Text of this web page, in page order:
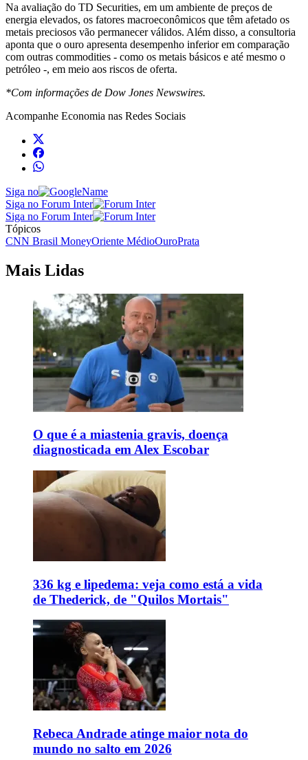
Na avaliação do TD Securities, em um ambiente de preços de
energia elevados, os fatores macroeconômicos que têm afetado os
metais preciosos vão permanecer válidos. Além disso, a consultoria
aponta que o ouro apresenta desempenho inferior em comparação
com outras commodities - como os metais básicos e até mesmo o
petróleo -, em meio aos riscos de oferta.
*Com informações de Dow Jones Newswires.
Acompanhe Economia nas Redes Sociais
Siga no
Siga no Forum Inter
Siga no Forum Inter
Tópicos
CNN Brasil MoneyOriente MédioOuroPrata
Mais Lidas
O que é a miastenia gravis, doença
diagnosticada em Alex Escobar
336 kg e lipedema: veja como está a vida
de Thederick, de "Quilos Mortais"
Rebeca Andrade atinge maior nota do
mundo no salto em 2026